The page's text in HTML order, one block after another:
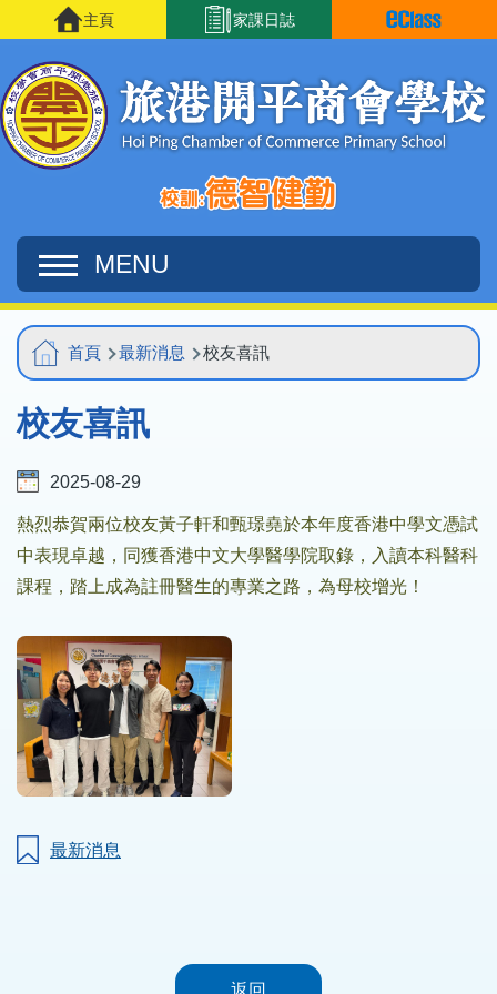
移至主內容 家課日誌
主頁
MENU
Main
navigation
導
航
連
首頁 最新消息 校友喜訊
校友喜訊
2025-08-29
熱烈恭賀兩位校友黃子軒和甄璟堯於本年度香港中學文憑試
中表現卓越，同獲香港中文大學醫學院取錄，入讀本科醫科
課程，踏上成為註冊醫生的專業之路，為母校增光！
最新消息
返回